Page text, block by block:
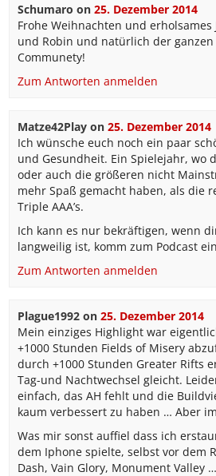
Schumaro on 25. Dezember 2014
Frohe Weihnachten und erholsames
und Robin und natürlich der ganzen
Communety!
Zum Antworten anmelden
Matze42Playon 25. Dezember 2014
Ich wünsche euch noch ein paar
und Gesundheit. Ein Spielejahr, wo
oder auch die größeren nicht
mehr Spaß gemacht haben, als die
Triple AAA’s.
Ich kann es nur bekräftigen, wenn
langweilig ist, komm zum Podcast
Zum Antworten anmelden
Plague1992on 25. Dezember 2014
Mein einziges Highlight war
+1000 Stunden Fields of Misery
durch +1000 Stunden Greater Rifts
Tag-und Nachtwechsel gleicht.
einfach, das AH fehlt und die
kaum verbessert zu haben … Aber
Was mir sonst auffiel dass ich
dem Iphone spielte, selbst vor dem
Dash, Vain Glory, Monument Valley …